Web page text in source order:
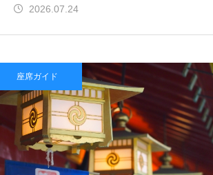
2026.07.24
座席ガイド